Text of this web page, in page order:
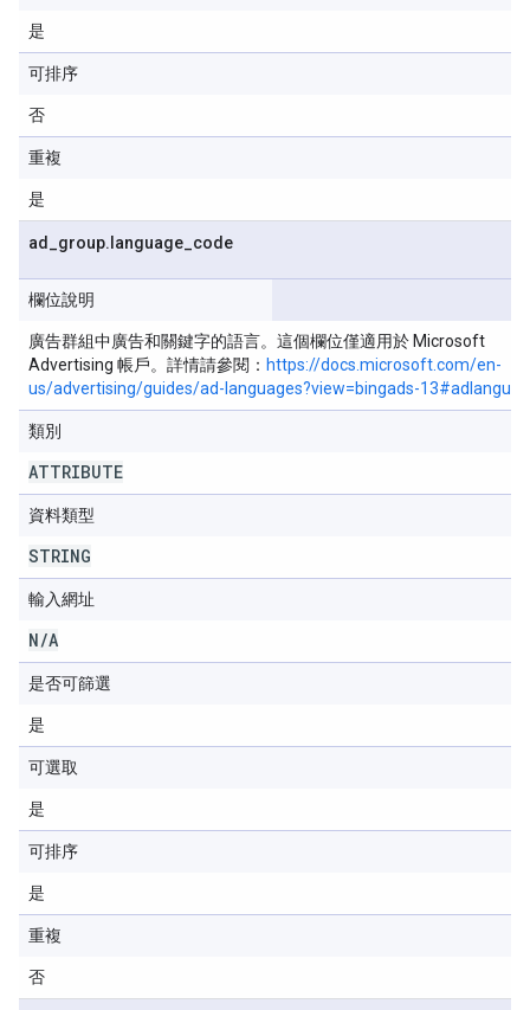
是
可排序
否
重複
是
ad group. language code
欄位說明
廣告群組中廣告和關鍵字的語言。這個欄位僅適用於 Microsoft
Advertising 帳戶。詳情請參閱： https://docs.microsoft.com/en-
us/advertising/guides/ad-languages?view=bingads-
類別
ATTRIBUTE
資料類型
STRING
輸入網址
N/A
是否可篩選
是
可選取
是
可排序
是
重複
否